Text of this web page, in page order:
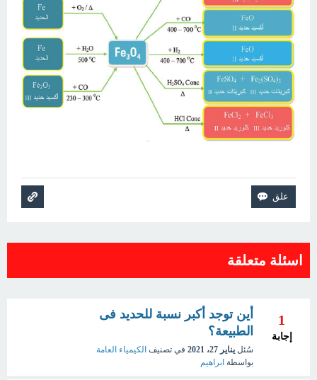
اسئلة متعلقة
1
إجابة
أين توجد أكبر نسبة للحديد فى
الطبيعة؟
سُئل يناير 27، 2021 في تصنيف الكيمياء العامة
بواسطة ابراهيم